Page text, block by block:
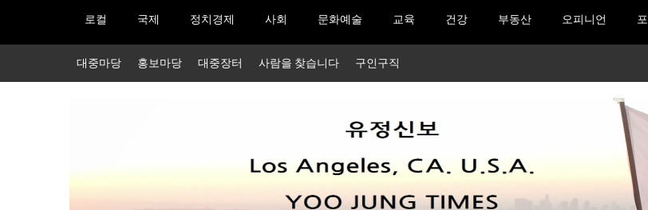
로컬 국제 정치경제 사회 문화예술 교육 건강 부동산 오피니언
대중마당 홍보마당 대중장터 사람을 찾습니다 구인구직